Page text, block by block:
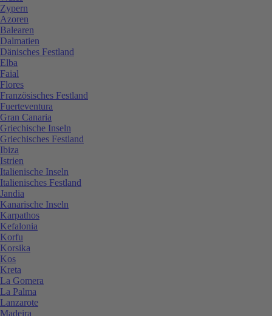
Zypern
Azoren
Balearen
Dalmatien
Dänisches Festland
Elba
Faial
Flores
Französisches Festland
Fuerteventura
Gran Canaria
Griechische Inseln
Griechisches Festland
Ibiza
Istrien
Italienische Inseln
Italienisches Festland
Jandia
Kanarische Inseln
Karpathos
Kefalonia
Korfu
Korsika
Kos
Kreta
La Gomera
La Palma
Lanzarote
Madeira